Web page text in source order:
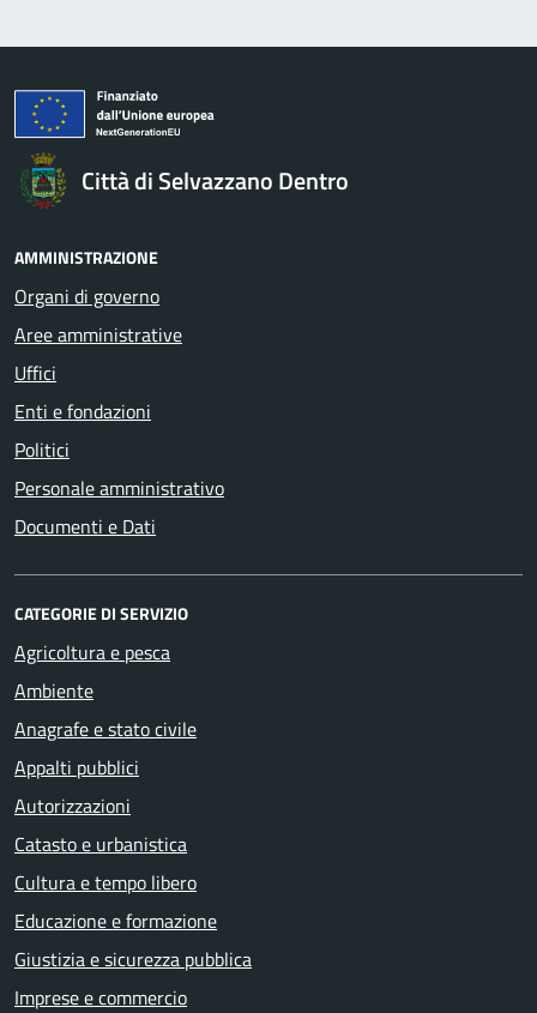
Città di Selvazzano Dentro
AMMINISTRAZIONE
Organi di governo
Aree amministrative
Uffici
Enti e fondazioni
Politici
Personale amministrativo
Documenti e Dati
CATEGORIE DI SERVIZIO
Agricoltura e pesca
Ambiente
Anagrafe e stato civile
Appalti pubblici
Autorizzazioni
Catasto e urbanistica
Cultura e tempo libero
Educazione e formazione
Giustizia e sicurezza pubblica
Imprese e commercio